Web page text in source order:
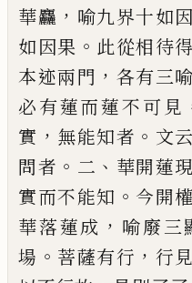
華麤 ， 喻九界十如
如因果 。 此從相待
本迹兩門 ， 各有三喻
必有蓮而蓮不可見
實 ， 無能知者 。 文云
問者 。 二 、 華開蓮
實而不能知 。 今開
華落蓮成 ， 喻廢三
場 。 菩薩有行 ， 行